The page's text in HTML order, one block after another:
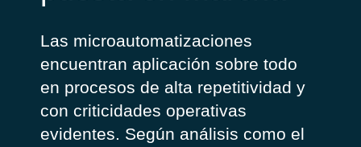
Las microautomatizaciones
encuentran aplicación sobre todo
en procesos de alta repetitividad y
con criticidades operativas
evidentes. Según análisis como el